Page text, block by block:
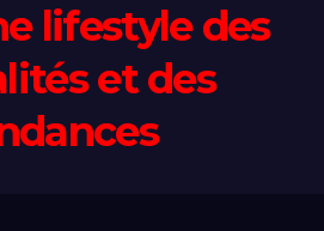
lifestyle des
et des